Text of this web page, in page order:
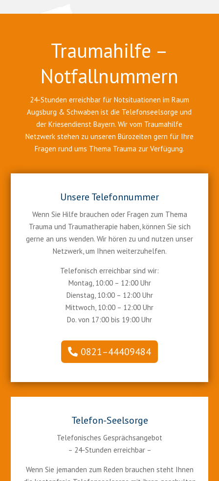
Traumahilfe –
Notfallnummern
24-Stunden erreichbar für Notsituationen im Raum
Augsburg & Schwaben ist die Telefonseelsorge und
der Kriesendienst Bayern. Wir vom Traumahilfe
Netzwerk stehen zu unseren Bürozeiten gern für Ihre
Fragen rund ums Thema Trauma zur Verfügung.
Unsere Telefonnummer
Wenn Sie Hilfe brauchen oder Fragen zum Thema
Trauma und Traumatherapie haben, können Sie sich
gerne an uns wenden. Wir hören zu und nutzen unser
Netzwerk, um Ihnen weiterzuhelfen.
Telefonisch erreichbar sind wir:
Montag, 10:00 – 12:00 Uhr
Dienstag, 10:00 – 12:00 Uhr
Mittwoch, 10:00 – 12:00 Uhr
Do. von 17:00 bis 19:00 Uhr
0821–44409484
Telefon-Seelsorge
Telefonisches Gesprächsangebot
– 24-Stunden erreichbar –
Wenn Sie jemanden zum Reden brauchen steht Ihnen